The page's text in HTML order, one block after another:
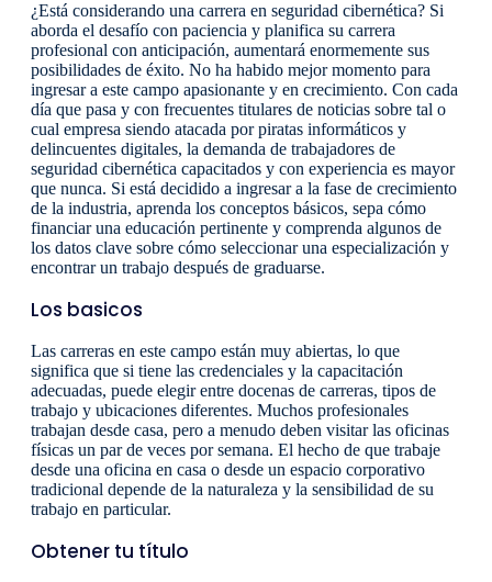
¿Está considerando una carrera en seguridad cibernética? Si
aborda el desafío con paciencia y planifica su carrera
profesional con anticipación, aumentará enormemente sus
posibilidades de éxito. No ha habido mejor momento para
ingresar a este campo apasionante y en crecimiento. Con cada
día que pasa y con frecuentes titulares de noticias sobre tal o
cual empresa siendo atacada por piratas informáticos y
delincuentes digitales, la demanda de trabajadores de
seguridad cibernética capacitados y con experiencia es mayor
que nunca. Si está decidido a ingresar a la fase de crecimiento
de la industria, aprenda los conceptos básicos, sepa cómo
financiar una educación pertinente y comprenda algunos de
los datos clave sobre cómo seleccionar una especialización y
encontrar un trabajo después de graduarse.
Los basicos
Las carreras en este campo están muy abiertas, lo que
significa que si tiene las credenciales y la capacitación
adecuadas, puede elegir entre docenas de carreras, tipos de
trabajo y ubicaciones diferentes. Muchos profesionales
trabajan desde casa, pero a menudo deben visitar las oficinas
físicas un par de veces por semana. El hecho de que trabaje
desde una oficina en casa o desde un espacio corporativo
tradicional depende de la naturaleza y la sensibilidad de su
trabajo en particular.
Obtener tu título